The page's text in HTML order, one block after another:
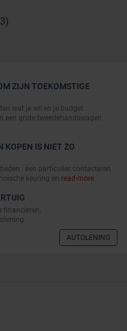
ZIJN TOEKOMSTIGE
wat je wil en je budget
een grote tweedehandswagen
KOPEN IS NIET ZO
: een particulier contacteren
keuring en read-more
financieren,
AUTOLENING